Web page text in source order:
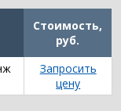
Стоимость,
руб.
Запросить
цену